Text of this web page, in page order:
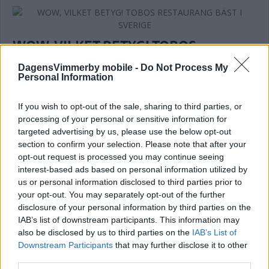
DagensVimmerby mobile - Do Not Process My
Personal Information
If you wish to opt-out of the sale, sharing to third parties, or
processing of your personal or sensitive information for
targeted advertising by us, please use the below opt-out
section to confirm your selection. Please note that after your
opt-out request is processed you may continue seeing
interest-based ads based on personal information utilized by
us or personal information disclosed to third parties prior to
your opt-out. You may separately opt-out of the further
disclosure of your personal information by third parties on the
IAB’s list of downstream participants. This information may
also be disclosed by us to third parties on the IAB’s List of
Downstream Participants that may further disclose it to other
WOW, VILKET BETYG! TOBOS
RESTAURANG BÄST I SVERIGE
NÄRINGSLIV 23 juli 2026 13.30
Trafikskolan flyttar till Hultsfred – här
är nya lokalen
20 juli 2026 18.00